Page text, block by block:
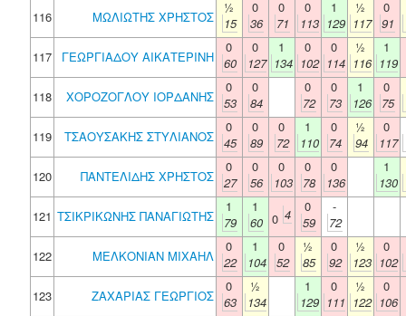
116
ΜΩΛΙΩΤΗΣ ΧΡΗΣΤΟΣ
½
15
0
36
0
71
0
113
1
129
½
117
0
91
117
ΓΕΩΡΓΙΑΔΟΥ ΑΙΚΑΤΕΡΙΝΗ
0
60
0
127
1
134
0
102
0
114
½
116
1
119
118
ΧΟΡΟΖΟΓΛΟΥ ΙΟΡΔΑΝΗΣ
0
53
0
84
0
72
0
73
1
126
0
75
119
ΤΣΑΟΥΣΑΚΗΣ ΣΤΥΛΙΑΝΟΣ
0
45
0
89
0
72
1
110
0
74
½
94
0
117
120
ΠΑΝΤΕΛΙΔΗΣ ΧΡΗΣΤΟΣ
0
27
0
56
0
103
0
78
0
136
1
130
121 ΤΣΙΚΡΙΚΩΝΗΣ ΠΑΝΑΓΙΩΤΗΣ
1
79
1
60 0 4
0
59
-
72
122
ΜΕΛΚΟΝΙΑΝ ΜΙΧΑΗΛ
0
22
1
104
0
52
½
85
0
92
½
123
0
102
123
ΖΑΧΑΡΙΑΣ ΓΕΩΡΓΙΟΣ
0
63
½
134
1
129
0
111
½
122
0
106